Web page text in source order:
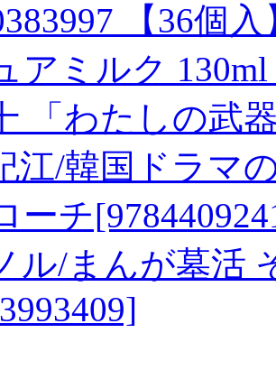
【36個
アミルク
「わたしの武
江/韓国ドラマ
ーチ
ル/まんが墓活